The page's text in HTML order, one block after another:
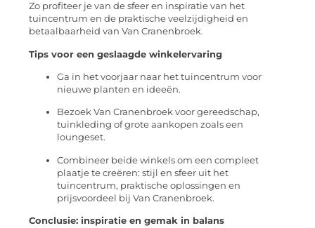
Zo profiteer je van de sfeer en inspiratie van het
tuincentrum en de praktische veelzijdigheid en
betaalbaarheid van Van Cranenbroek.
Tips voor een geslaagde winkelervaring
Ga in het voorjaar naar het tuincentrum voor
nieuwe planten en ideeën.
Bezoek Van Cranenbroek voor gereedschap,
tuinkleding of grote aankopen zoals een
loungeset.
Combineer beide winkels om een compleet
plaatje te creëren: stijl en sfeer uit het
tuincentrum, praktische oplossingen en
prijsvoordeel bij Van Cranenbroek.
Conclusie: inspiratie en gemak in balans